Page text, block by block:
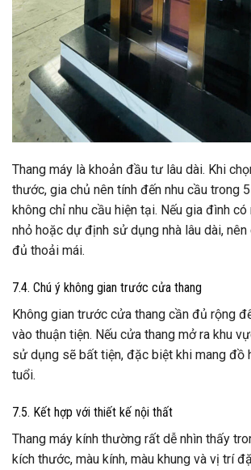
Thang máy là khoản đầu tư lâu dài. Khi
thước, gia chủ nên tính đến nhu cầu trong
không chỉ nhu cầu hiện tại. Nếu gia đình
nhỏ hoặc dự định sử dụng nhà lâu dài,
đủ thoải mái.
7.4. Chú ý không gian trước cửa thang
Không gian trước cửa thang cần đủ rộng
vào thuận tiện. Nếu cửa thang mở ra khu
sử dụng sẽ bất tiện, đặc biệt khi mang đồ
tuổi.
7.5. Kết hợp với thiết kế nội thất
Thang máy kính thường rất dễ nhìn thấy
kích thước, màu kính, màu khung và vị trí